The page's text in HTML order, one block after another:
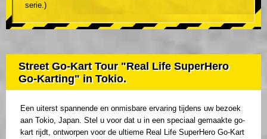
serie.)
Street Go-Kart Tour "Real Life SuperHero
Go-Karting" in Tokio.
Een uiterst spannende en onmisbare ervaring tijdens uw bezoek
aan Tokio, Japan. Stel u voor dat u in een speciaal gemaakte go-
kart rijdt, ontworpen voor de ultieme Real Life SuperHero Go-Kart